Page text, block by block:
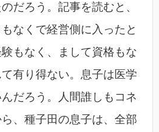
だろう。記事を読むと、
なくで経営側に入ったと
もなく、まして資格もな
有り得ない。息子は医学
だろう。人間誰しもコネ
、種子田の息子は、全部